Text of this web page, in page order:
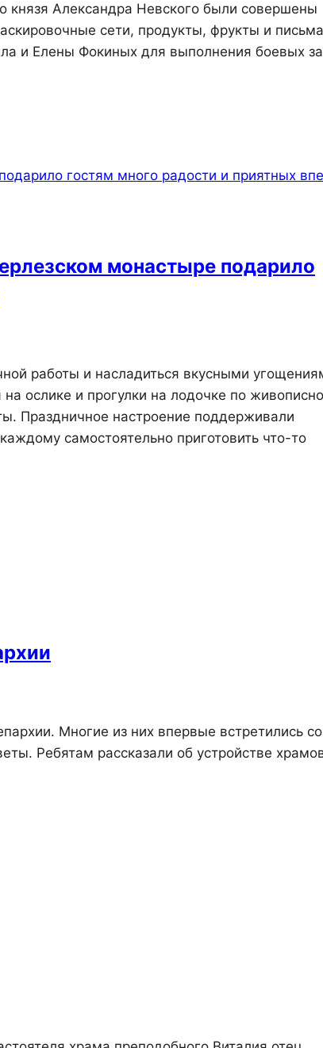
князя Александра Невского были совершены
сети, продукты, фрукты и
и Елены Фокиных для выполнения боевых
монастыре подарило
работы и насладиться вкусными
ослике и прогулки на лодочке по
Праздничное настроение поддерживали
самостоятельно приготовить что-то
Многие из них впервые встретились со
Ребятам рассказали об устройстве